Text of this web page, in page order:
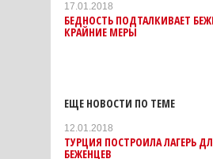
17.01.2018
БЕДНОСТЬ ПОДТАЛКИВАЕТ
КРАЙНИЕ МЕРЫ
ЕЩЕ НОВОСТИ ПО ТЕМЕ
12.01.2018
ТУРЦИЯ ПОСТРОИЛА ЛАГЕРЬ
БЕЖЕНЦЕВ